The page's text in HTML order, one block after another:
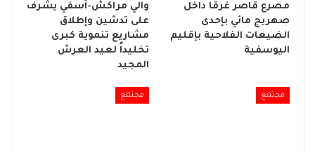
مصرع قاصر غرقًا داخل
صهريج مائي بإحدى
الضيعات الفلاحية بإقليم
اليوسفية
والي مراكش-آسفي يشرف
على تدشين وإطلاق
مشاريع تنموية كبرى
تخليداً لعيد العرش
المجيد
مجتمع مجتمع